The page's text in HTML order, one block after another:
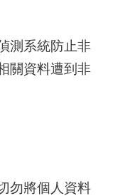
測系統防止非
關資料遭到非
勿將個人資料